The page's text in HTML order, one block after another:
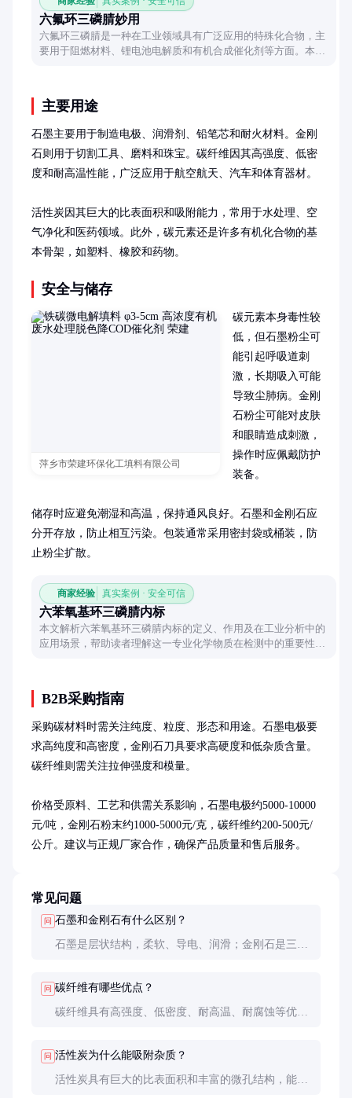
六氟环三磷腈妙用
六氟环三磷腈是一种在工业领域具有广泛应用的特殊化合物，主
要用于阻燃材料、锂电池电解质和有机合成催化剂等方面。本文
主要用途
石墨主要用于制造电极、润滑剂、铅笔芯和耐火材料。金刚
石则用于切割工具、磨料和珠宝。碳纤维因其高强度、低密
度和耐高温性能，广泛应用于航空航天、汽车和体育器材。
活性炭因其巨大的比表面积和吸附能力，常用于水处理、空
气净化和医药领域。此外，碳元素还是许多有机化合物的基
本骨架，如塑料、橡胶和药物。
安全与储存
萍乡市荣建环保化工填料有限公司
碳元素本身毒性较
低，但石墨粉尘可
能引起呼吸道刺
激，长期吸入可能
导致尘肺病。金刚
石粉尘可能对皮肤
和眼睛造成刺激，
操作时应佩戴防护
装备。
储存时应避免潮湿和高温，保持通风良好。石墨和金刚石应
分开存放，防止相互污染。包装通常采用密封袋或桶装，防
止粉尘扩散。
商家经验 真实案例 · 安全可信
六苯氧基环三磷腈内标
本文解析六苯氧基环三磷腈内标的定义、作用及在工业分析中的
应用场景，帮助读者理解这一专业化学物质在检测中的重要性及
B2B采购指南
采购碳材料时需关注纯度、粒度、形态和用途。石墨电极要
求高纯度和高密度，金刚石刀具要求高硬度和低杂质含量。
碳纤维则需关注拉伸强度和模量。
价格受原料、工艺和供需关系影响，石墨电极约5000-10000
元/吨，金刚石粉末约1000-5000元/克，碳纤维约200-500元/
公斤。建议与正规厂家合作，确保产品质量和售后服务。
常见问题
问 石墨和金刚石有什么区别？
石墨是层状结构，柔软、导电、润滑；金刚石是三维
问 碳纤维有哪些优点？
碳纤维具有高强度、低密度、耐高温、耐腐蚀等优
问 活性炭为什么能吸附杂质？
活性炭具有巨大的比表面积和丰富的微孔结构，能物